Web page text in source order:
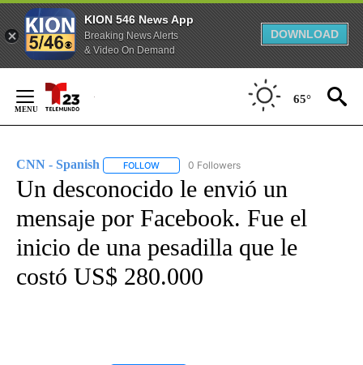
KION 546 News App
Breaking News Alerts
& Video On Demand
DOWNLOAD
Content
65°
CNN - Spanish FOLLOW FOLLOW "CNN - SPANISH" TO RECEIVE
0 Followers
Un desconocido le envió un
mensaje por Facebook. Fue el
inicio de una pesadilla que le
costó US$ 280.000